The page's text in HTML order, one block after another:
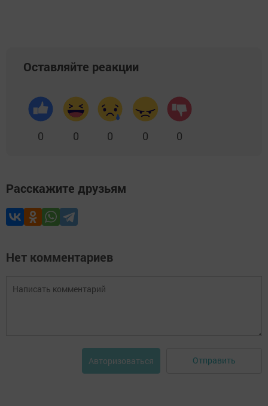
Оставляйте реакции
0 0 0 0 0
Расскажите друзьям
Нет комментариев
Авторизоваться Отправить